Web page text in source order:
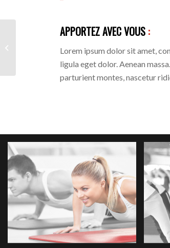
APPORTEZ AVEC VOUS :
Lorem ipsum dolor sit amet,
ligula eget dolor. Aenean
parturient montes, nascetur